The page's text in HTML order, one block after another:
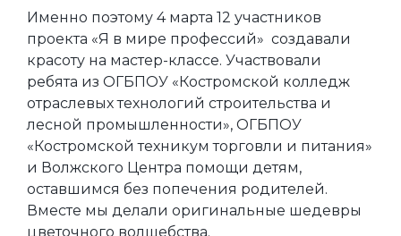
Именно поэтому 4 марта 12 участников
проекта «Я в мире профессий» создавали
красоту на мастер-классе. Участвовали
ребята из ОГБПОУ «Костромской колледж
отраслевых технологий строительства и
лесной промышленности», ОГБПОУ
«Костромской техникум торговли и питания»
и Волжского Центра помощи детям,
оставшимся без попечения родителей.
Вместе мы делали оригинальные шедевры
цветочного волшебства.